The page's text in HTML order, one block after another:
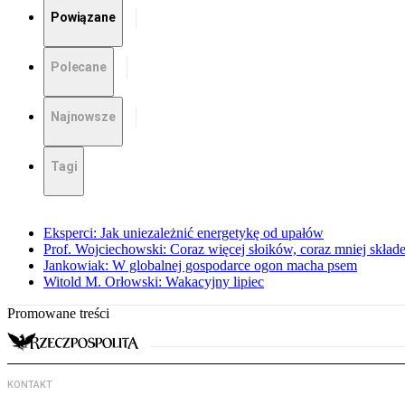
Powiązane
Polecane
Najnowsze
Tagi
Eksperci: Jak uniezależnić energetykę od upałów
Prof. Wojciechowski: Coraz więcej słoików, coraz mniej
Jankowiak: W globalnej gospodarce ogon macha psem
Witold M. Orłowski: Wakacyjny lipiec
Promowane treści
KONTAKT